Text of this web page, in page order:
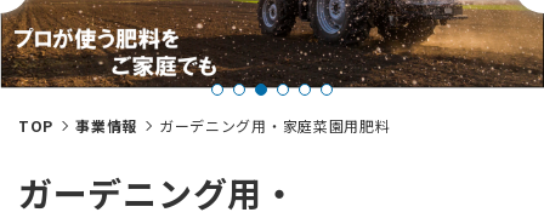
お問い合わせ
ホームページ 朝日工業株式会社
TOP 事業情報 ガーデニング用・家庭菜園用肥料
ガーデニング用・